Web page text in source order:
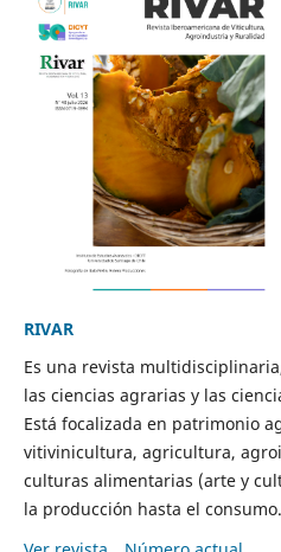
RIVAR
Es una revista
las ciencias agrarias y las
Está focalizada en patrimonio
vitivinicultura, agricultura,
culturas alimentarias (arte y
la producción hasta el consumo.